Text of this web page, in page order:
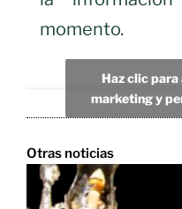
momento.
Haz clic
marketing y
Otras noticias